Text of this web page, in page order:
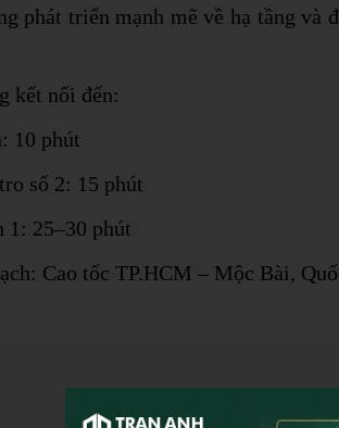
phát triển mạnh mẽ về hạ tầng
kết nối đến:
10 phút
số 2: 15 phút
1: 25–30 phút
Cao tốc TP.HCM – Mộc Bài,